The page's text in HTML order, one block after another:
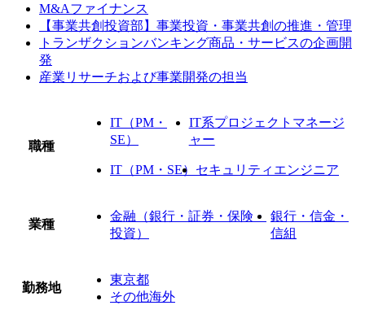
M&Aファイナンス
【事業共創投資部】事業投資・事業共創の推進・管理
トランザクションバンキング商品・サービスの企画開
発
産業リサーチおよび事業開発の担当
職種
IT（PM・
SE）
IT系プロジェクトマネージ
ャー
IT（PM・SE） セキュリティエンジニア
業種
金融（銀行・証券・保険・
投資）
銀行・信金・
信組
勤務地
東京都
その他海外